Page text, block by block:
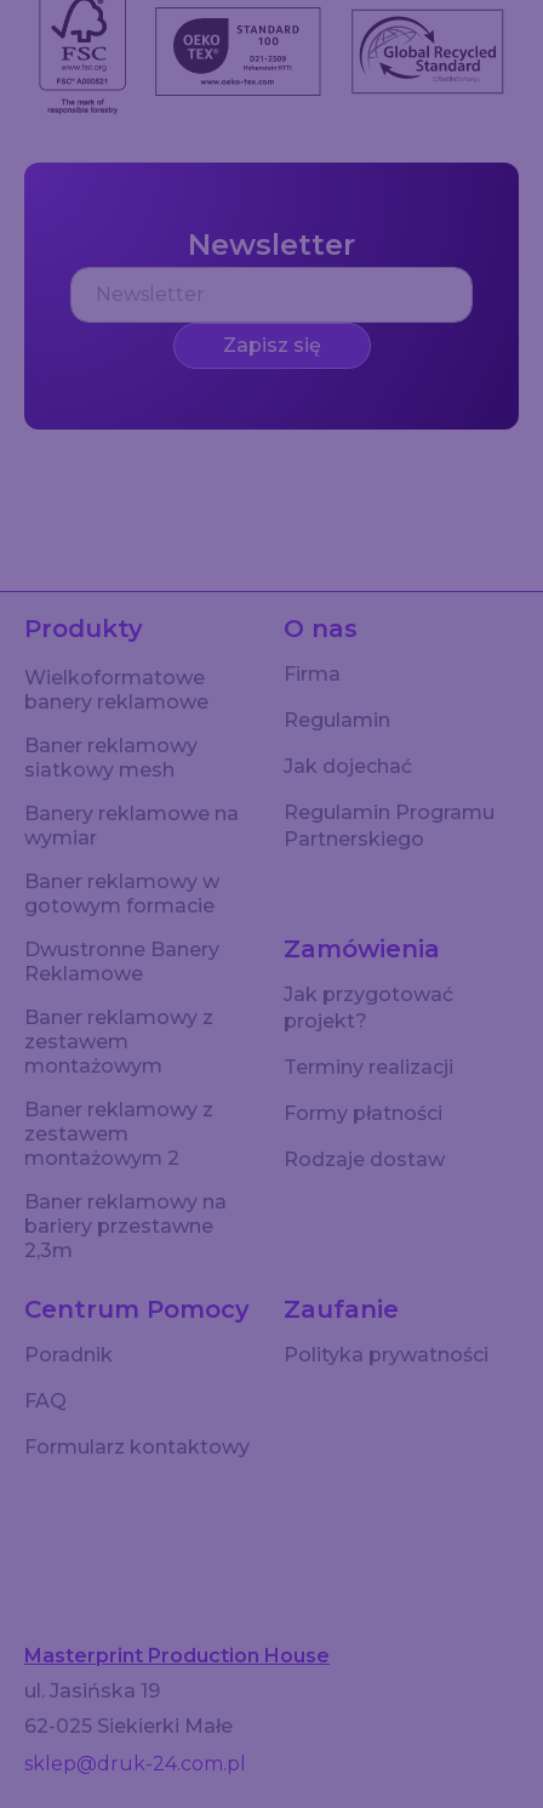
Newsletter
Zapisz się
Produkty
Wielkoformatowe
banery reklamowe
Baner reklamowy
siatkowy mesh
Banery reklamowe na
wymiar
Baner reklamowy w
gotowym formacie
Dwustronne Banery
Reklamowe
Baner reklamowy z
zestawem
montażowym
Baner reklamowy z
zestawem
montażowym 2
Baner reklamowy na
bariery przestawne
2,3m
O nas
Firma
Regulamin
Jak dojechać
Regulamin Programu
Partnerskiego
Centrum Pomocy
Poradnik
FAQ
Formularz kontaktowy
Zaufanie
Polityka prywatności
Zamówienia
Jak przygotować
projekt?
Terminy realizacji
Formy płatności
Rodzaje dostaw
Masterprint Production House
ul. Jasińska 19
62-025 Siekierki Małe
sklep@druk-24.com.pl